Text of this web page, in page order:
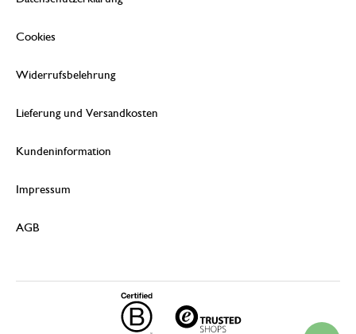
Cookies
Widerrufsbelehrung
Lieferung und Versandkosten
Kundeninformation
Impressum
AGB